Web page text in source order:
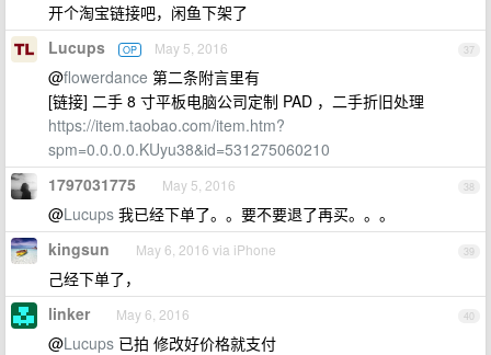
开个淘宝链接吧，闲鱼下架了
37
Lucups OP May 5, 2016
@flowerdance 第二条附言里有
[链接] 二手 8 寸平板电脑公司定制 PAD ，二手折旧处理
https://item.taobao.com/item.htm?
spm=0.0.0.0.KUyu38&id=531275060210
38
1797031775 May 5, 2016
@Lucups 我已经下单了。。要不要退了再买。。。
39
kingsun May 6, 2016 via iPhone
己经下单了，
40
linker May 6, 2016
@Lucups 已拍 修改好价格就支付